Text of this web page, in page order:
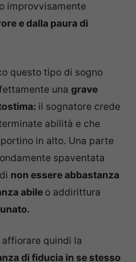
improvvisamente
e dalla paura di
questo tipo di sogno
una grave
il sognatore crede
abilità e che
in alto. Una parte
spaventata
non essere abbastanza
abile o addirittura
quindi la
di fiducia in se stesso